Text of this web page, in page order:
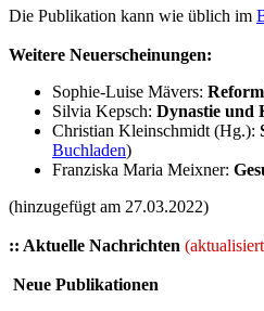
Die Publikation kann wie üblich im
Weitere Neuerscheinungen:
Sophie-Luise Mävers:
Silvia Kepsch: Dynastie und
Christian Kleinschmidt (Hg.):
Buchladen)
Franziska Maria Meixner:
(hinzugefügt am 27.03.2022)
:: Aktuelle Nachrichten
Neue Publikationen